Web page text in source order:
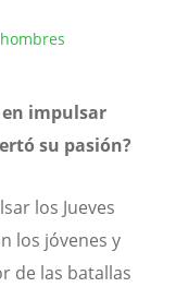
en impulsar
su pasión?
los Jueves
los jóvenes y
de las batallas